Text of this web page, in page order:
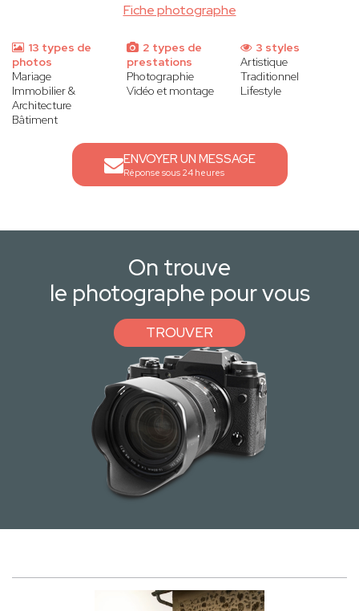
Fiche photographe
13 types de
photos
Mariage
Immobilier &
Architecture
Bâtiment
2 types de
prestations
Photographie
Vidéo et montage
3 styles
Artistique
Traditionnel
Lifestyle
ENVOYER UN MESSAGE
Réponse sous 24 heures
On trouve
le photographe pour vous
TROUVER